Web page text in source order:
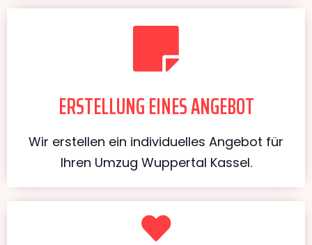
ERSTELLUNG EINES ANGEBOT
Wir erstellen ein individuelles Angebot für
Ihren Umzug Wuppertal Kassel.